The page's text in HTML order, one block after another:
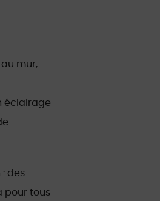
mur,
éclairage
des
pour tous